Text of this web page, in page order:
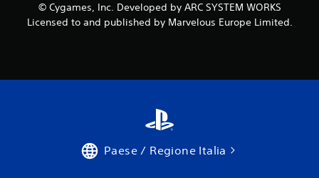
© Cygames, Inc. Developed by ARC SYSTEM WORKS
Licensed to and published by Marvelous Europe Limited.
Paese / Regione Italia